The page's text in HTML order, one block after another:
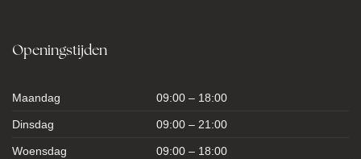
Openingstijden
Maandag 09:00 – 18:00
Dinsdag 09:00 – 21:00
Woensdag 09:00 – 18:00